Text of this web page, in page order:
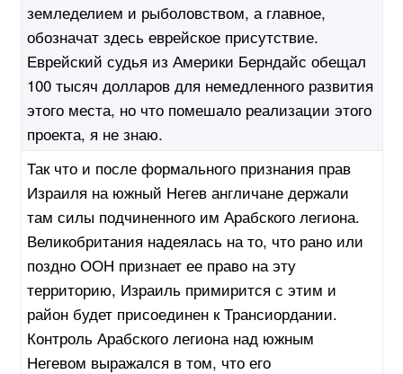
земледелием и рыболовством, а главное,
обозначат здесь еврейское присутствие.
Еврейский судья из Америки Берндайс обещал
100 тысяч долларов для немедленного развития
этого места, но что помешало реализации этого
проекта, я не знаю.
Так что и после формального признания прав
Израиля на южный Негев англичане держали
там силы подчиненного им Арабского легиона.
Великобритания надеялась на то, что рано или
поздно ООН признает ее право на эту
территорию, Израиль примирится с этим и
район будет присоединен к Трансиордании.
Контроль Арабского легиона над южным
Негевом выражался в том, что его